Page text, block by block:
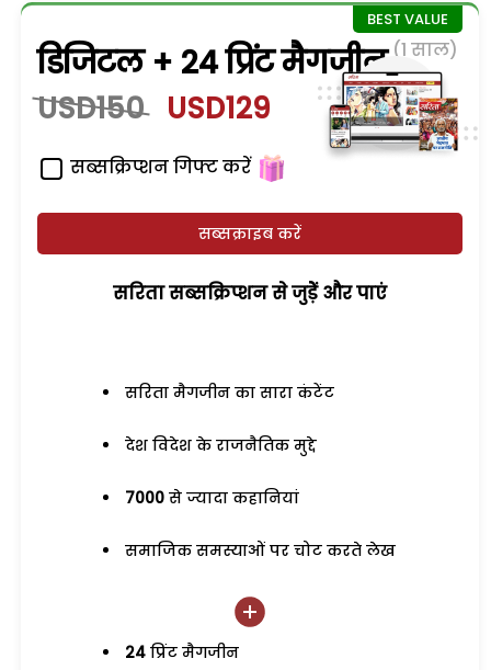
डिजिटल + 24 प्रिंट मैगजीन (1 साल)
USD150 USD129
सब्सक्रिप्शन गिफ्ट करें
सब्सक्राइब करें
सरिता सब्सक्रिप्शन से जुड़ेें और पाएं
सरिता मैगजीन का सारा कंटेंट
देश विदेश के राजनैतिक मुद्दे
7000 से ज्यादा कहानियां
समाजिक समस्याओं पर चोट करते लेख
24 प्रिंट मैगजीन